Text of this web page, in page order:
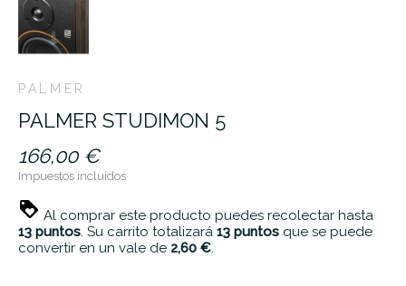
PALMER
PALMER STUDIMON 5
166,00 €
Impuestos incluidos
Al comprar este producto puedes recolectar hasta
13 puntos. Su carrito totalizará 13 puntos que se puede
convertir en un vale de 2,60 €.